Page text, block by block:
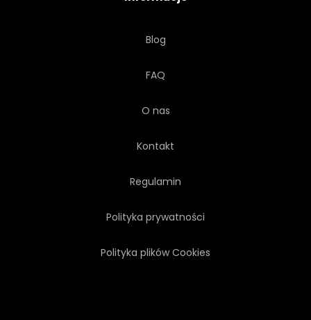
Blog
FAQ
O nas
Kontakt
Regulamin
Polityka prywatności
Polityka plików Cookies